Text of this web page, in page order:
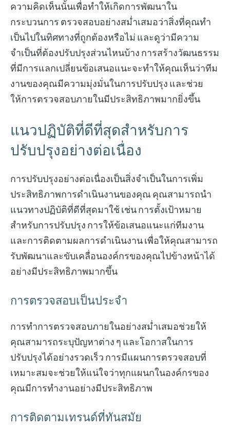
ความคิดเห็นนั้นเพื่อทำให้เกิดการพัฒนาใน
กระบวนการ ตรวจสอบอย่างสม่ำเสมอว่าสิ่งที่คุณทำ
เป็นไปในทิศทางที่ถูกต้องหรือไม่ และดูว่ามีความ
จำเป็นที่ต้องปรับปรุงส่วนไหนบ้าง การสร้างวัฒนธรรม
ที่มีการแลกเปลี่ยนข้อเสนอแนะจะทำให้คุณเห็นว่าทีม
งานของคุณมีความมุ่งมั่นในการปรับปรุง และช่วย
ให้การตรวจสอบภายในมีประสิทธิภาพมากยิ่งขึ้น
แนวปฏิบัติที่ดีที่สุดสำหรับการ
ปรับปรุงอย่างต่อเนื่อง
การปรับปรุงอย่างต่อเนื่องเป็นสิ่งจำเป็นในการเพิ่ม
ประสิทธิภาพการดำเนินงานของคุณ คุณสามารถนำ
แนวทางปฏิบัติที่ดีที่สุดมาใช้ เช่น การตั้งเป้าหมาย
สำหรับการปรับปรุง การให้ข้อเสนอแนะแก่ทีมงาน
และการติดตามผลการดำเนินงาน เพื่อให้คุณสามารถ
รับพัฒนาและขับเคลื่อนองค์กรของคุณไปข้างหน้าได้
อย่างมีประสิทธิภาพมากขึ้น
การตรวจสอบเป็นประจำ
การทำการตรวจสอบภายในอย่างสม่ำเสมอช่วยให้
คุณสามารถระบุปัญหาต่าง ๆ และโอกาสในการ
ปรับปรุงได้อย่างรวดเร็ว การมีแผนการตรวจสอบที่
เหมาะสมจะช่วยให้แน่ใจว่าทุกแผนกในองค์กรของ
คุณมีการทำงานอย่างมีประสิทธิภาพ
การติดตามเทรนด์ที่ทันสมัย